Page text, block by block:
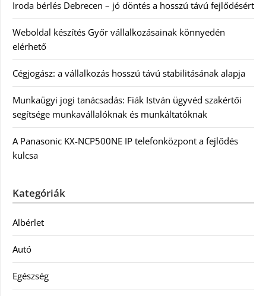
Iroda bérlés Debrecen – jó döntés a hosszú távú fejlődésért
Weboldal készítés Győr vállalkozásainak könnyedén
elérhető
Cégjogász: a vállalkozás hosszú távú stabilitásának alapja
Munkaügyi jogi tanácsadás: Fiák István ügyvéd szakértői
segítsége munkavállalóknak és munkáltatóknak
A Panasonic KX-NCP500NE IP telefonközpont a fejlődés
kulcsa
Kategóriák
Albérlet
Autó
Egészség